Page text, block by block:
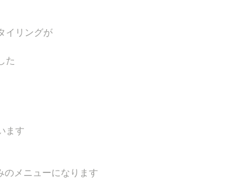
イリングが
た
ます
のメニューになります